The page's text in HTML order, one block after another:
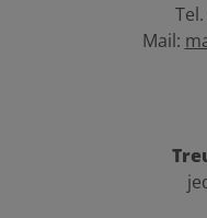
Tel.
Mail: